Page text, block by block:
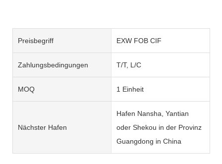
Preisbegriff EXW FOB CIF
Zahlungsbedingungen T/T, L/C
MOQ 1 Einheit
Nächster Hafen
Hafen Nansha, Yantian
oder Shekou in der Provinz
Guangdong in China